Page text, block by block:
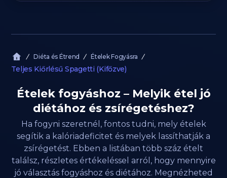
Diéta és Étrend Ételek Fogyásra
Teljes Kiőrlésű Spagetti (Kifőzve)
Ételek fogyáshoz – Melyik étel jó
diétához és zsírégetéshez?
Ha fogyni szeretnél, fontos tudni, mely ételek
segítik a kalóriadeficitet és melyek lassíthatják a
zsírégetést. Ebben a listában több száz ételt
találsz, részletes értékeléssel arról, hogy mennyire
jó választás fogyáshoz és diétához. Megnézheted